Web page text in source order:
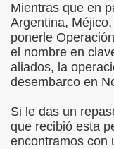
Mientras que en
Argentina,
ponerle
el nombre en
aliados, la
desembarco en
Si le das un
que recibió esta
encontramos con